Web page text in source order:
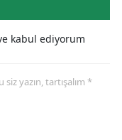
kabul ediyorum
yazın, tartışalım *